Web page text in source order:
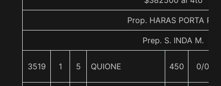
Prop. HARAS PORTA PIA
Prep. S. INDA M.
3519 1 5 QUIONE 450 0/0